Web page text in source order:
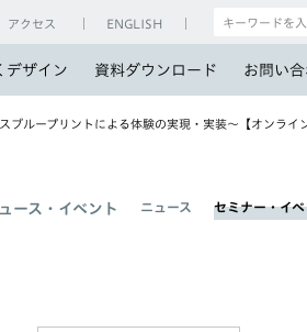
デザイン 資料ダウンロード お問い
アクセス ENGLISH
ープリントによる体験の実現・実装～【オンライ
ース・イベント ニュース セミナー・イ